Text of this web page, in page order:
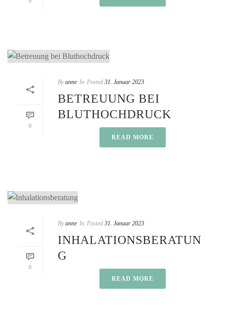
0
By anne In Posted 31. Januar 2023
BETREUUNG BEI
BLUTHOCHDRUCK
READ MORE
0
By anne In Posted 31. Januar 2023
INHALATIONSBERATUN
G
READ MORE